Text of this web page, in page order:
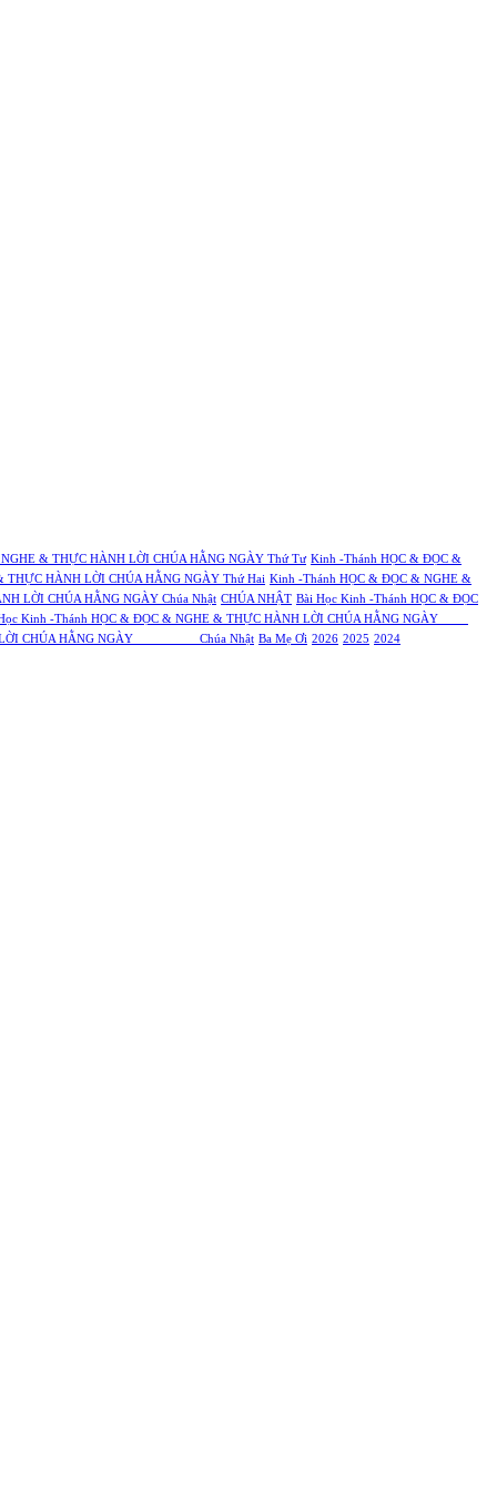
& THỰC HÀNH LỜI CHÚA HẰNG NGÀY Thứ Tư Kinh -Thánh HỌC & ĐỌC &
HÀNH LỜI CHÚA HẰNG NGÀY Thứ Hai Kinh -Thánh HỌC & ĐỌC & NGHE &
LỜI CHÚA HẰNG NGÀY Chúa Nhật CHÚA NHẬT Bài Học Kinh -Thánh HỌC & ĐỌC
Kinh -Thánh HỌC & ĐỌC & NGHE & THỰC HÀNH LỜI CHÚA HẰNG NGÀY
LỜI CHÚA HẰNG NGÀY Chúa Nhật Ba Mẹ Ơi 2026 2025 2024